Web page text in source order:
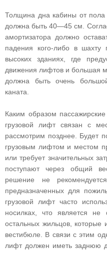
Толщина дна кабины от
должна быть 40—45 см.
амортизатора должно
падения кого-либо в
высоких зданиях, где
движения лифтов и большая
должна быть очень
каната.
Каким образом
грузовой лифт связан с
рассмотрим позднее. Будет
грузовым лифтом и местом
или требует значительных
поступают через общий
решение не
предназначенных для
грузовой лифт часто
носилках, что является
остальных жильцов, которые
вестибюле. В связи с этим
лифт должен иметь заднюю